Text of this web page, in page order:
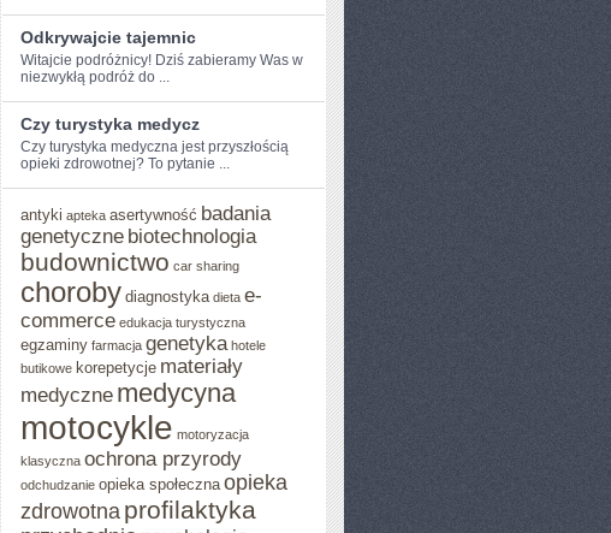
Odkrywajcie tajemnic
Witajcie podróżnicy!⁢ Dziś ⁤zabieramy ⁢Was‍ w
niezwykłą podróż do ...
Czy turystyka medycz
Czy turystyka medyczna jest przyszłością
opieki zdrowotnej?⁣ To pytanie ...
antyki apteka asertywność badania
genetyczne biotechnologia
budownictwo car sharing
choroby diagnostyka dieta e-
commerce edukacja turystyczna
egzaminy farmacja genetyka hotele
butikowe korepetycje materiały
medyczne medycyna
motocykle motoryzacja
klasyczna ochrona przyrody
odchudzanie opieka społeczna opieka
zdrowotna profilaktyka